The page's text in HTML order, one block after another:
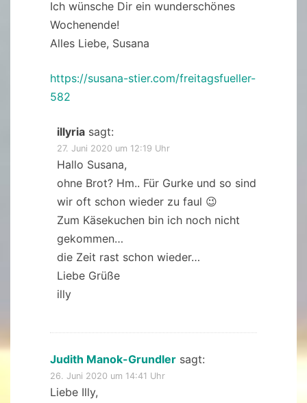
Ich wünsche Dir ein wunderschönes
Wochenende!
Alles Liebe, Susana
https://susana-stier.com/freitagsfueller-
582
illyria sagt:
27. Juni 2020 um 12:19 Uhr
Hallo Susana,
ohne Brot? Hm.. Für Gurke und so sind
wir oft schon wieder zu faul 😉
Zum Käsekuchen bin ich noch nicht
gekommen…
die Zeit rast schon wieder…
Liebe Grüße
illy
Judith Manok-Grundler sagt:
26. Juni 2020 um 14:41 Uhr
Liebe Illy,